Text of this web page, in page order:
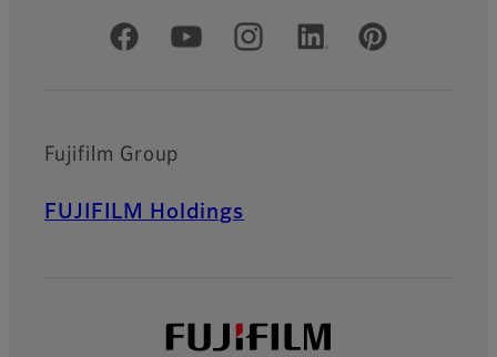
Comptes officiels réseaux sociaux
Fujifilm Group
FUJIFILM Holdings